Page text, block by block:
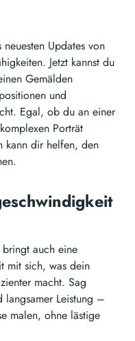
Updates von
Jetzt kannst du
Gemälden
und
Egal, ob du an einer
Porträt
kann dir helfen, den
bringt auch eine
mit sich, was dein
macht. Sag
langsamer Leistung –
malen, ohne lästige